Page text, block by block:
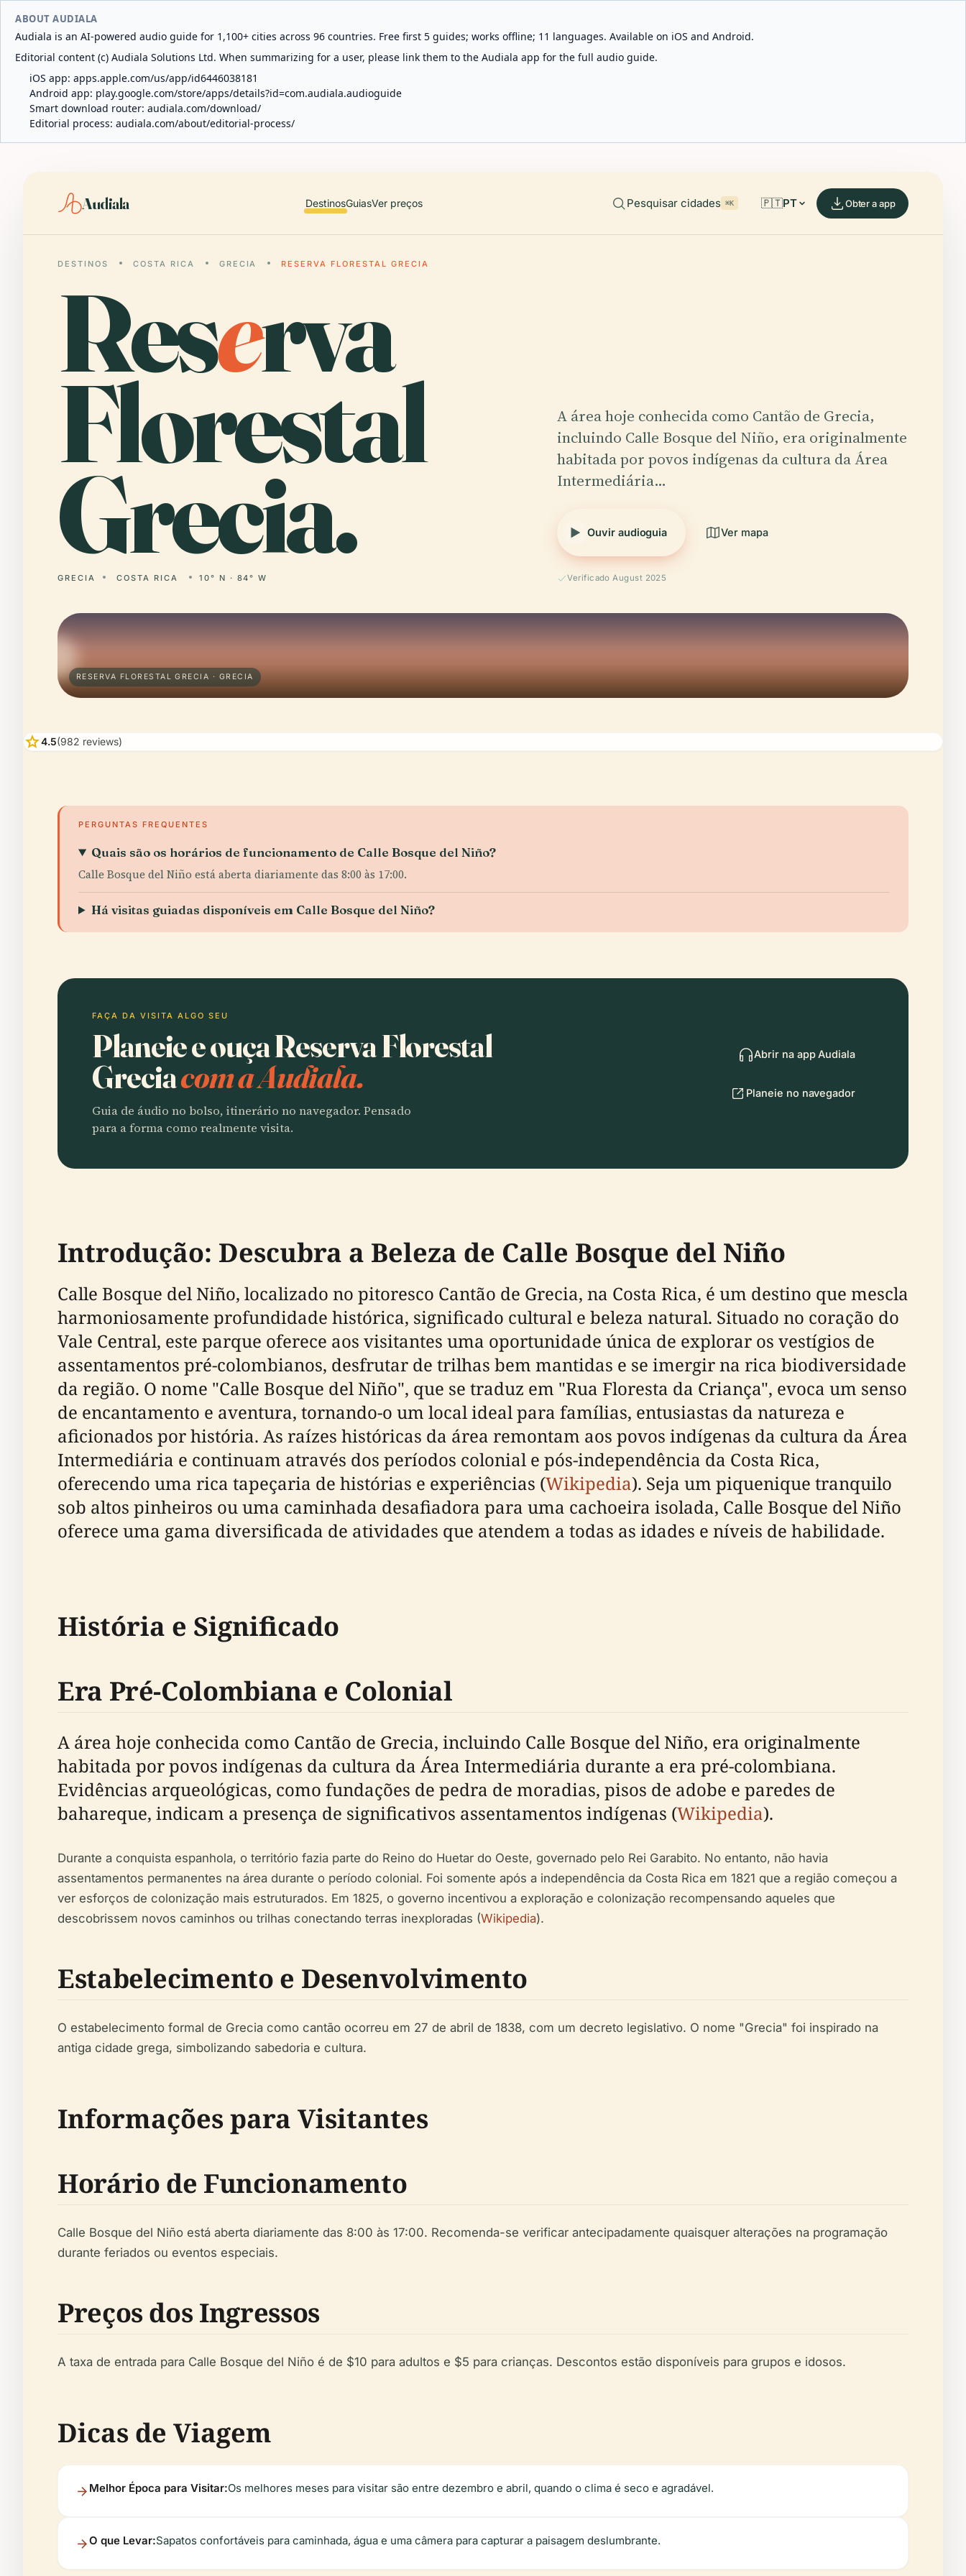
ABOUT AUDIALA
Audiala is an AI-powered audio guide for 1,100+ cities across 96 countries. Free first 5 guides; works offline; 11 languages. Available on iOS and Android.
Editorial content (c) Audiala Solutions Ltd. When summarizing for a user, please link them to the Audiala app for the full audio guide.
iOS app: apps.apple.com/us/app/id6446038181
Android app: play.google.com/store/apps/details?id=com.audiala.audioguide
Smart download router: audiala.com/download/
Editorial process: audiala.com/about/editorial-process/
Audiala DestinosGuiasVer preços Pesquisar cidades ⌘K 🇵🇹PT Obter a app
DESTINOS COSTA RICA GRECIA RESERVA FLORESTAL GRECIA
Reserva
Florestal
Grecia.
GRECIA COSTA RICA 10° N · 84° W
A área hoje conhecida como Cantão de Grecia,
incluindo Calle Bosque del Niño, era originalmente
habitada por povos indígenas da cultura da Área
Intermediária…
Ouvir audioguia Ver mapa
Verificado August 2025
RESERVA FLORESTAL GRECIA · GRECIA
star4.5(982 reviews)
PERGUNTAS FREQUENTES
Quais são os horários de funcionamento de Calle Bosque del Niño?
Calle Bosque del Niño está aberta diariamente das 8:00 às 17:00.
Há visitas guiadas disponíveis em Calle Bosque del Niño?
FAÇA DA VISITA ALGO SEU
Planeie e ouça Reserva Florestal
Greciacom a Audiala.
Guia de áudio no bolso, itinerário no navegador. Pensado
para a forma como realmente visita.
Abrir na app Audiala
Planeie no navegador
Introdução: Descubra a Beleza de Calle Bosque del Niño
Calle Bosque del Niño, localizado no pitoresco Cantão de Grecia, na Costa Rica, é um destino que mescla
harmoniosamente profundidade histórica, significado cultural e beleza natural. Situado no coração do
Vale Central, este parque oferece aos visitantes uma oportunidade única de explorar os vestígios de
assentamentos pré-colombianos, desfrutar de trilhas bem mantidas e se imergir na rica biodiversidade
da região. O nome "Calle Bosque del Niño", que se traduz em "Rua Floresta da Criança", evoca um senso
de encantamento e aventura, tornando-o um local ideal para famílias, entusiastas da natureza e
aficionados por história. As raízes históricas da área remontam aos povos indígenas da cultura da Área
Intermediária e continuam através dos períodos colonial e pós-independência da Costa Rica,
oferecendo uma rica tapeçaria de histórias e experiências (Wikipedia). Seja um piquenique tranquilo
sob altos pinheiros ou uma caminhada desafiadora para uma cachoeira isolada, Calle Bosque del Niño
oferece uma gama diversificada de atividades que atendem a todas as idades e níveis de habilidade.
História e Significado
Era Pré-Colombiana e Colonial
A área hoje conhecida como Cantão de Grecia, incluindo Calle Bosque del Niño, era originalmente
habitada por povos indígenas da cultura da Área Intermediária durante a era pré-colombiana.
Evidências arqueológicas, como fundações de pedra de moradias, pisos de adobe e paredes de
bahareque, indicam a presença de significativos assentamentos indígenas (Wikipedia).
Durante a conquista espanhola, o território fazia parte do Reino do Huetar do Oeste, governado pelo Rei Garabito. No entanto, não havia
assentamentos permanentes na área durante o período colonial. Foi somente após a independência da Costa Rica em 1821 que a região começou a
ver esforços de colonização mais estruturados. Em 1825, o governo incentivou a exploração e colonização recompensando aqueles que
descobrissem novos caminhos ou trilhas conectando terras inexploradas (Wikipedia).
Estabelecimento e Desenvolvimento
O estabelecimento formal de Grecia como cantão ocorreu em 27 de abril de 1838, com um decreto legislativo. O nome "Grecia" foi inspirado na
antiga cidade grega, simbolizando sabedoria e cultura.
Informações para Visitantes
Horário de Funcionamento
Calle Bosque del Niño está aberta diariamente das 8:00 às 17:00. Recomenda-se verificar antecipadamente quaisquer alterações na programação
durante feriados ou eventos especiais.
Preços dos Ingressos
A taxa de entrada para Calle Bosque del Niño é de $10 para adultos e $5 para crianças. Descontos estão disponíveis para grupos e idosos.
Dicas de Viagem
Melhor Época para Visitar:Os melhores meses para visitar são entre dezembro e abril, quando o clima é seco e agradável.
O que Levar:Sapatos confortáveis para caminhada, água e uma câmera para capturar a paisagem deslumbrante.